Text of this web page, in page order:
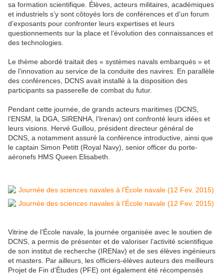
sa formation scientifique. Élèves, acteurs militaires, académiques
et industriels s’y sont côtoyés lors de conférences et d’un forum
d’exposants pour confronter leurs expertises et leurs
questionnements sur la place et l’évolution des connaissances et
des technologies.
Le thème abordé traitait des « systèmes navals embarqués » et
de l’innovation au service de la conduite des navires. En parallèle
des conférences, DCNS avait installé à la disposition des
participants sa passerelle de combat du futur.
Pendant cette journée, de grands acteurs maritimes (DCNS,
l’ENSM, la DGA, SIRENHA, l’Irenav) ont confronté leurs idées et
leurs visions. Hervé Guillou, président directeur général de
DCNS, a notamment assuré la conférence introductive, ainsi que
le captain Simon Petitt (Royal Navy), senior officer du porte-
aéronefs HMS Queen Elisabeth.
Vitrine de l’École navale, la journée organisée avec le soutien de
DCNS, a permis de présenter et de valoriser l’activité scientifique
de son institut de recherche (IRENav) et de ses élèves ingénieurs
et masters. Par ailleurs, les officiers-élèves auteurs des meilleurs
Projet de Fin d’Études (PFE) ont également été récompensés